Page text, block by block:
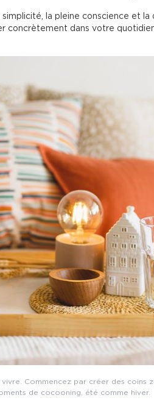
simplicité, la pleine conscience et
concrètement dans votre
Commencez par créer des coins
de cocooning, été comme hiver.